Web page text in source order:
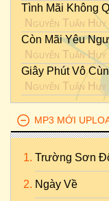
Tình Mãi Không
Nguyễn Tuấn Huy
Còn Mãi Yêu
Nguyễn Tuấn Huy
Giây Phút Vô
Nguyễn Tuấn Huy
MP3 MỚI
Trường Sơn
Ngày Về